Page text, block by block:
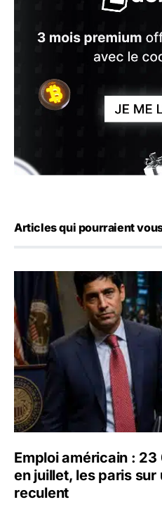
Articles qui pourraient
Emploi américain : 23 000
Emploi américain :
en juillet, les paris sur
reculent